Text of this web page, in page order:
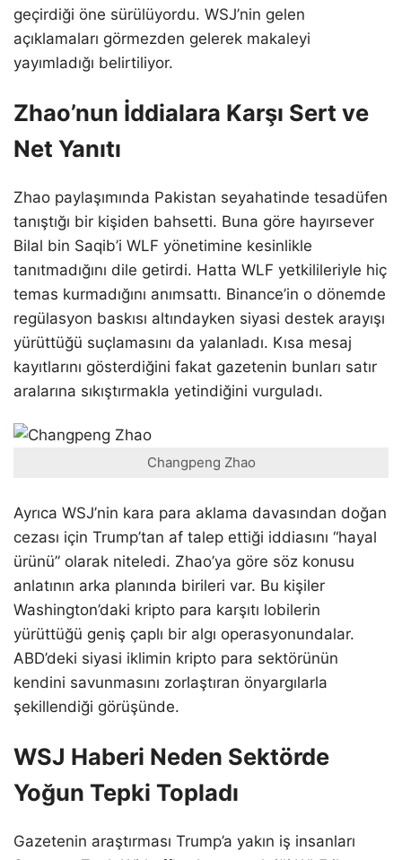
geçirdiği öne sürülüyordu. WSJ’nin gelen
açıklamaları görmezden gelerek makaleyi
yayımladığı belirtiliyor.
Zhao’nun İddialara Karşı Sert ve
Net Yanıtı
Zhao paylaşımında Pakistan seyahatinde tesadüfen
tanıştığı bir kişiden bahsetti. Buna göre hayırsever
Bilal bin Saqib’i WLF yönetimine kesinlikle
tanıtmadığını dile getirdi. Hatta WLF yetkilileriyle hiç
temas kurmadığını anımsattı. Binance’in o dönemde
regülasyon baskısı altındayken siyasi destek arayışı
yürüttüğü suçlamasını da yalanladı. Kısa mesaj
kayıtlarını gösterdiğini fakat gazetenin bunları satır
aralarına sıkıştırmakla yetindiğini vurguladı.
Changpeng Zhao
Ayrıca WSJ’nin kara para aklama davasından doğan
cezası için Trump’tan af talep ettiği iddiasını “hayal
ürünü” olarak niteledi. Zhao’ya göre söz konusu
anlatının arka planında birileri var. Bu kişiler
Washington’daki kripto para karşıtı lobilerin
yürüttüğü geniş çaplı bir algı operasyonundalar.
ABD’deki siyasi iklimin kripto para sektörünün
kendini savunmasını zorlaştıran önyargılarla
şekillendiği görüşünde.
WSJ Haberi Neden Sektörde
Yoğun Tepki Topladı
Gazetenin araştırması Trump’a yakın iş insanları